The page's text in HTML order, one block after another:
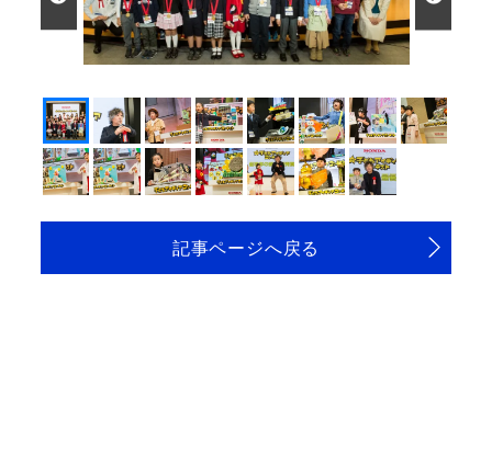
記事ページへ戻る